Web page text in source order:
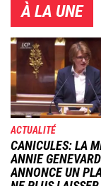
À LA UNE
Image
ACTUALITÉ
CANICULES: LA
ANNIE GENEVARD
ANNONCE UN